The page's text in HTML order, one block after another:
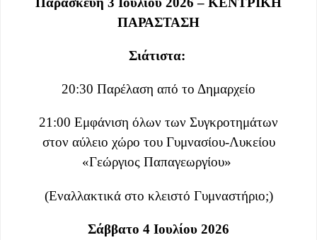
ΠΑΡΑΣΤΑΣΗ
Σιάτιστα:
20:30 Παρέλαση από το Δημαρχείο
21:00 Εμφάνιση όλων των Συγκροτημάτων
στον αύλειο χώρο του Γυμνασίου-Λυκείου
«Γεώργιος Παπαγεωργίου»
(Εναλλακτικά στο κλειστό Γυμναστήριο;)
Σάββατο 4 Ιουλίου 2026